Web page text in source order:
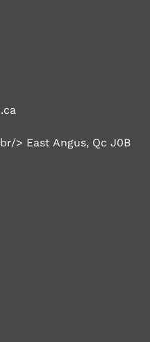
> East Angus, Qc J0B